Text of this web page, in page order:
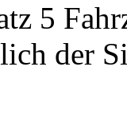
5
der